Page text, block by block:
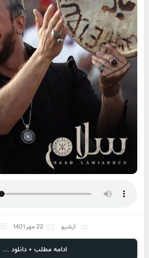
آرشیو 22 مهر 1401
ادامه مطلب + دانلود ...